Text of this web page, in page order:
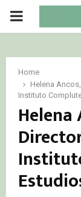
PRIMARY
Home
Helena
Instituto
Helena